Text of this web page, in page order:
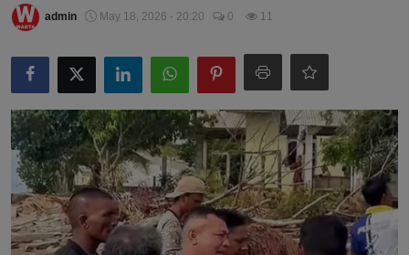
admin May 18, 2026 - 20:20 0 11